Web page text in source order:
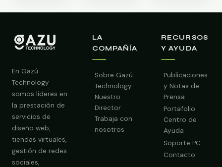
En Gazú
Technology
somos líderes en
la prestación de
servicios de
diseño web,
tiendas virtuales,
gestión de redes
sociales,
LA
COMPAÑÍA
Sobre Gazú
Technology
Nuestro
Director
Trabaja con
nosotros
RECURSOS
Y AYUDA
Publicaciones
y Notas de
Prensa
Portafolio
Centro de
Ayuda
Soporte PC
Contacto